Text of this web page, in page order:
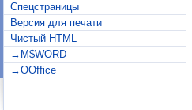
Спецстраницы
Версия для печати
Чистый HTML
→M$WORD
→OOffice